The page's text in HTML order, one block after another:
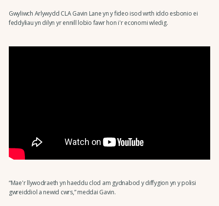
Gwyliwch Arlywydd CLA Gavin Lane yn y fideo isod wrth iddo esbonio ei
feddyliau yn dilyn yr ennill lobïo fawr hon i'r economi wledig.
“Mae'r llywodraeth yn haeddu clod am gydnabod y diffygion yn y polisi
gwreiddiol a newid cwrs,” meddai Gavin.